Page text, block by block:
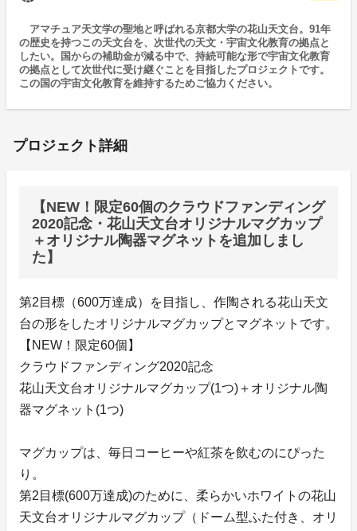
アマチュア天文学の聖地と呼ばれる京都大学の花山天文台。91年
の歴史を持つこの天文台を、次世代の天文・宇宙文化教育の拠点と
したい。国からの補助金が減る中で、持続可能な形で宇宙文化教育
の拠点として次世代に受け継ぐことを目指したプロジェクトです。
この国の宇宙文化教育を維持するためご協力ください。
プロジェクト詳細
【NEW！限定60個のクラウドファンディング
2020記念・花山天文台オリジナルマグカップ
＋オリジナル陶器マグネットを追加しまし
た】
第2目標（600万達成）を目指し、作陶される花山天文
台の形をしたオリジナルマグカップとマグネットです。
【NEW！限定60個】
クラウドファンディング2020記念
花山天文台オリジナルマグカップ(1つ)＋オリジナル陶
器マグネット(1つ)
マグカップは、毎日コーヒーや紅茶を飲むのにぴった
り。
第2目標(600万達成)のために、柔らかいホワイトの花山
天文台オリジナルマグカップ（ドーム型ふた付き、オリ